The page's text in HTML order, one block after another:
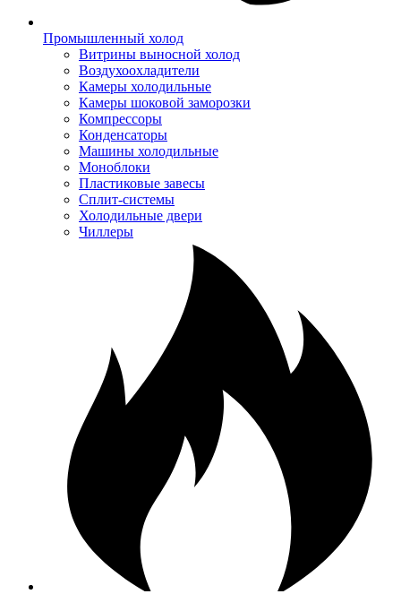
Промышленный холод
Витрины выносной холод
Воздухоохладители
Камеры холодильные
Камеры шоковой заморозки
Компрессоры
Конденсаторы
Машины холодильные
Моноблоки
Пластиковые завесы
Сплит-системы
Холодильные двери
Чиллеры